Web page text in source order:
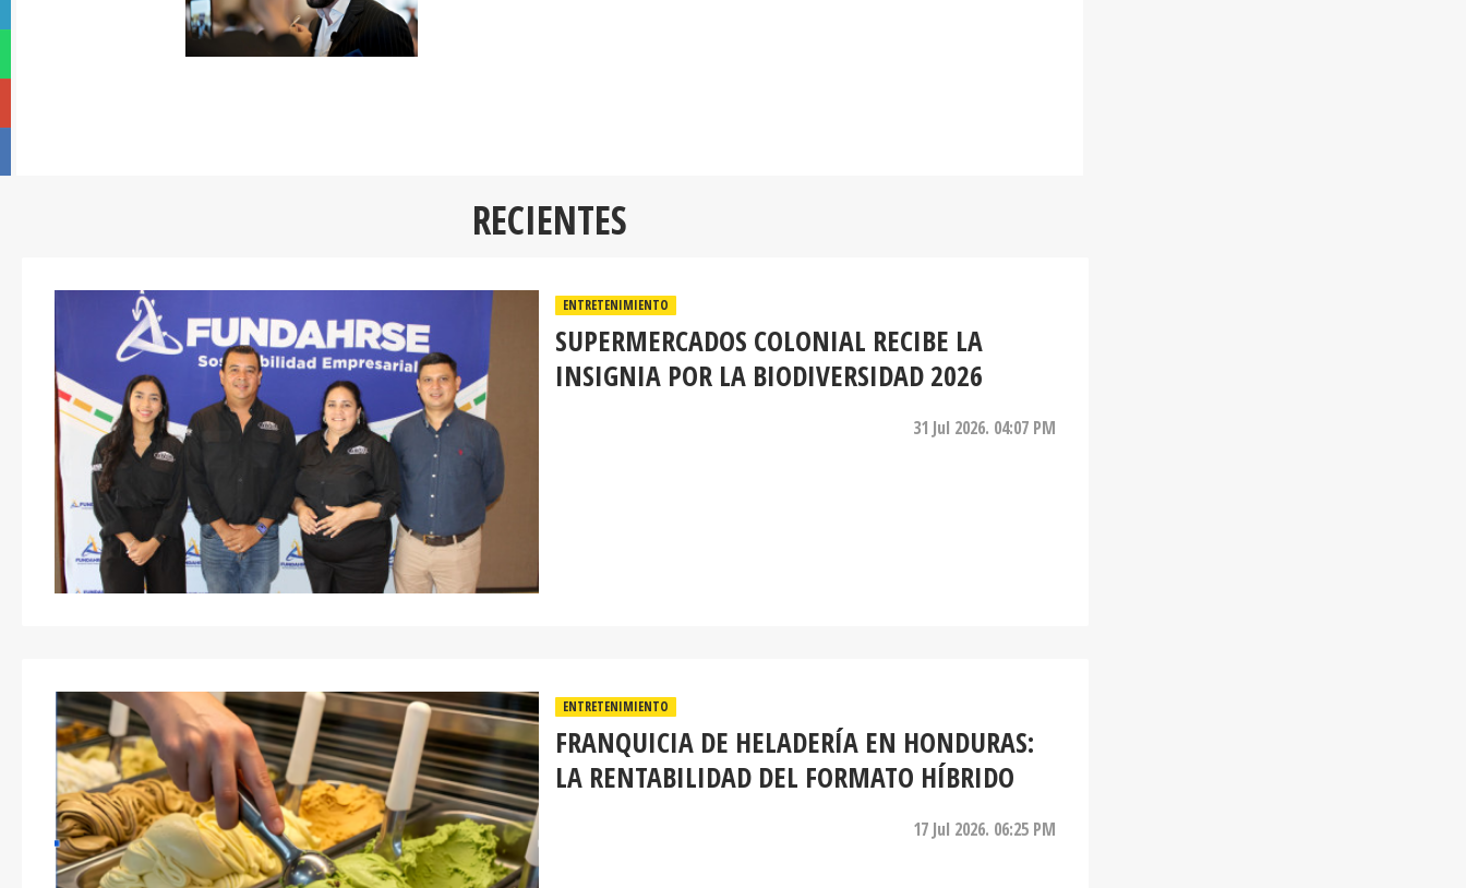
RECIENTES
ENTRETENIMIENTO
SUPERMERCADOS COLONIAL RECIBE LA
INSIGNIA POR LA BIODIVERSIDAD 2026
31 Jul 2026. 04:07 PM
ENTRETENIMIENTO
FRANQUICIA DE HELADERÍA EN HONDURAS:
LA RENTABILIDAD DEL FORMATO HÍBRIDO
17 Jul 2026. 06:25 PM